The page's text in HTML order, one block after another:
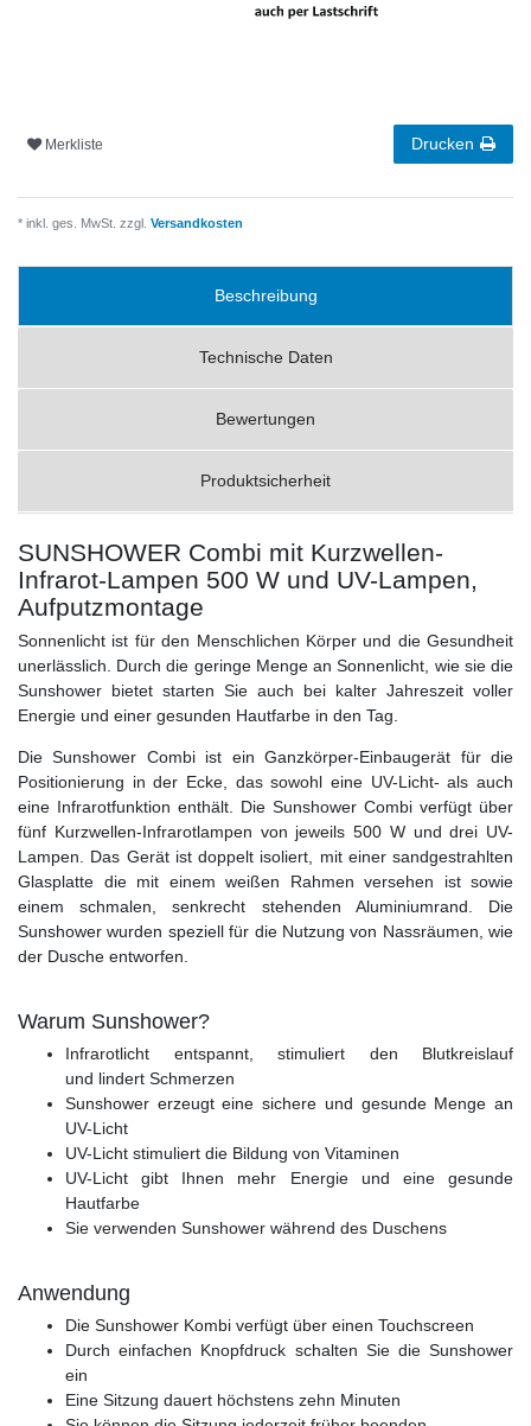
Merkliste Drucken
* inkl. ges. MwSt. zzgl. Versandkosten
Beschreibung
Technische Daten
Bewertungen
Produktsicherheit
SUNSHOWER Combi mit Kurzwellen-
Infrarot-Lampen 500 W und UV-Lampen,
Aufputzmontage
Sonnenlicht ist für den Menschlichen Körper und die Gesundheit
unerlässlich. Durch die geringe Menge an Sonnenlicht, wie sie die
Sunshower bietet starten Sie auch bei kalter Jahreszeit voller
Energie und einer gesunden Hautfarbe in den Tag.
Die Sunshower Combi ist ein Ganzkörper-Einbaugerät für die
Positionierung in der Ecke, das sowohl eine UV-Licht- als auch
eine Infrarotfunktion enthält. Die Sunshower Combi verfügt über
fünf Kurzwellen-Infrarotlampen von jeweils 500 W und drei UV-
Lampen. Das Gerät ist doppelt isoliert, mit einer sandgestrahlten
Glasplatte die mit einem weißen Rahmen versehen ist sowie
einem schmalen, senkrecht stehenden Aluminiumrand. Die
Sunshower wurden speziell für die Nutzung von Nassräumen, wie
der Dusche entworfen.
Warum Sunshower?
Infrarotlicht entspannt, stimuliert den Blutkreislauf
und lindert Schmerzen
Sunshower erzeugt eine sichere und gesunde Menge an
UV-Licht
UV-Licht stimuliert die Bildung von Vitaminen
UV-Licht gibt Ihnen mehr Energie und eine gesunde
Hautfarbe
Sie verwenden Sunshower während des Duschens
Anwendung
Die Sunshower Kombi verfügt über einen Touchscreen
Durch einfachen Knopfdruck schalten Sie die Sunshower
ein
Eine Sitzung dauert höchstens zehn Minuten